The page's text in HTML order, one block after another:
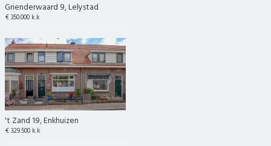
Grienderwaard 9, Lelystad
€ 350.000 k.k
't Zand 19, Enkhuizen
€ 329.500 k.k